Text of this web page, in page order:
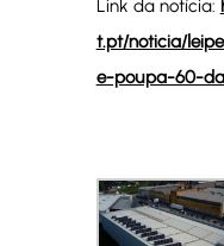
Link da notícia:
t.pt/noticia/
e-poupa-60-